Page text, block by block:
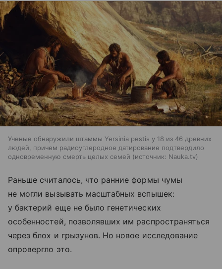
Ученые обнаружили штаммы Yersinia pestis у 18 из 46 древних
людей, причем радиоуглеродное датирование подтвердило
одновременную смерть целых семей
источник: Nauka.tv
Раньше считалось, что ранние формы чумы
не могли вызывать масштабных вспышек:
у бактерий еще не было генетических
особенностей, позволявших им распространяться
через блох и грызунов. Но новое исследование
опровергло это.